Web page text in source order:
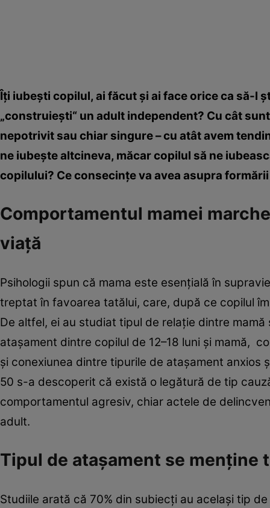
Îţi iubeşti copilul, ai făcut şi ai face orice ca să-l
„construieşti“ un adult independent? Cu cât
nepotrivit sau chiar singure – cu atât avem
ne iubeşte altcineva, măcar copilul să ne
copilului? Ce consecinţe va avea asupra
Comportamentul mamei
viaţă
Psihologii spun că mama este esenţială în
treptat în favoarea tatălui, care, după ce copilul
De altfel, ei au studiat tipul de relaţie dintre
ataşament dintre copilul de 12–18 luni şi mamă,
şi conexiunea dintre tipurile de ataşament anxios
50 s-a descoperit că există o legătură de tip
comportamentul agresiv, chiar actele de
adult.
Tipul de ataşament se menţine
Studiile arată că 70% din subiecţi au acelaşi tip